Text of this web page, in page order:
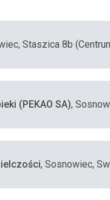
Staszica 8b
(PEKAO SA),
, Sosnowiec,